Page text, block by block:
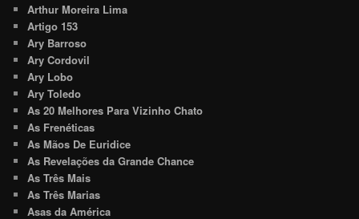
Arthur Moreira Lima
Artigo 153
Ary Barroso
Ary Cordovil
Ary Lobo
Ary Toledo
As 20 Melhores Para Vizinho Chato
As Frenéticas
As Mãos De Euridice
As Revelações da Grande Chance
As Três Mais
As Três Marias
Asas da América